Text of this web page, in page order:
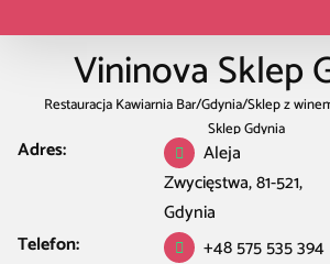
Vininova Sklep
Restauracja Kawiarnia Bar/Gdynia/Sklep z
Sklep Gdynia
Adres:
Aleja
Zwycięstwa, 81-521,
Gdynia
Telefon:
+48 575 535 394